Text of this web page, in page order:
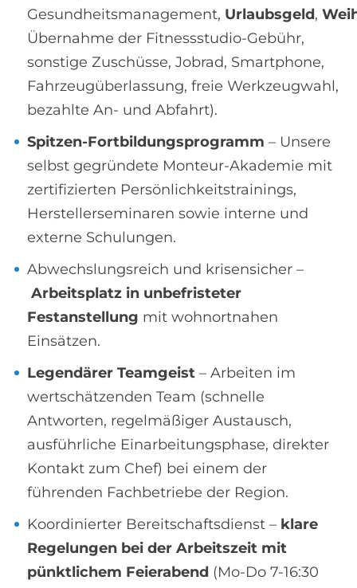
Gesundheitsmanagement, Urlaubsgeld,
Übernahme der Fitnessstudio-Gebühr,
sonstige Zuschüsse, Jobrad, Smartphone,
Fahrzeugüberlassung, freie Werkzeugwahl,
bezahlte An- und Abfahrt).
Spitzen-Fortbildungsprogramm – Unsere
selbst gegründete Monteur-Akademie mit
zertifizierten Persönlichkeitstrainings,
Herstellerseminaren sowie interne und
externe Schulungen.
Abwechslungsreich und krisensicher –
Arbeitsplatz in unbefristeter
Festanstellung mit wohnortnahen
Einsätzen.
Legendärer Teamgeist – Arbeiten im
wertschätzenden Team (schnelle
Antworten, regelmäßiger Austausch,
ausführliche Einarbeitungsphase, direkter
Kontakt zum Chef) bei einem der
führenden Fachbetriebe der Region.
Koordinierter Bereitschaftsdienst – klare
Regelungen bei der Arbeitszeit mit
pünktlichem Feierabend (Mo-Do 7-16:30